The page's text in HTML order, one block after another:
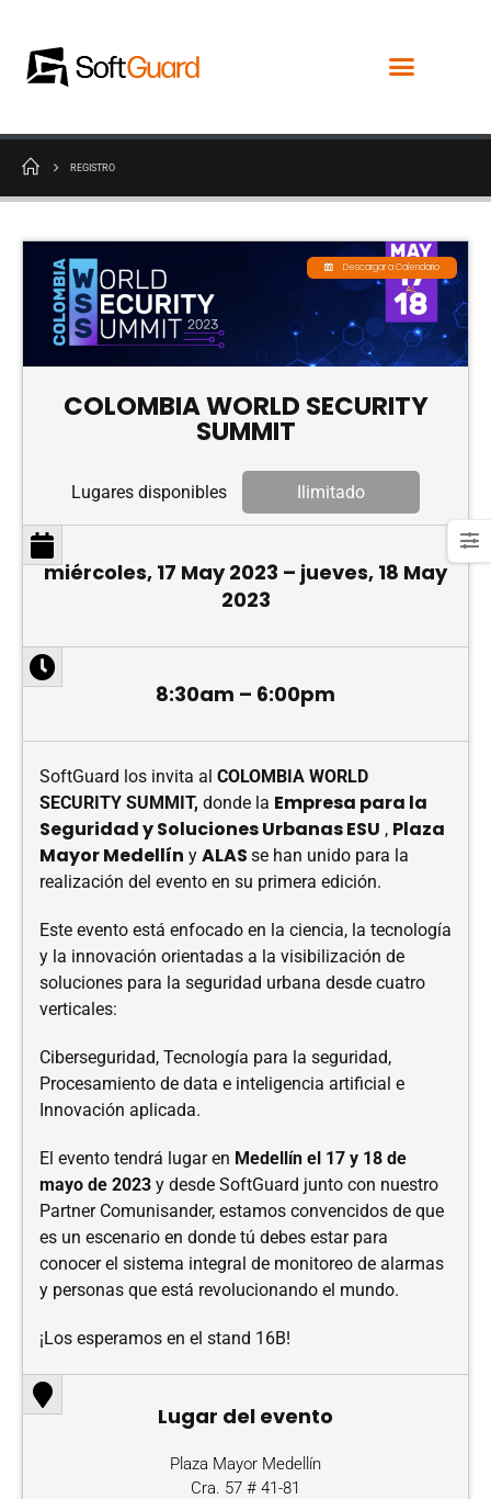
REGISTRO
Descargar a Calendario
COLOMBIA WORLD SECURITY
SUMMIT
Lugares disponibles Ilimitado
miércoles, 17 May 2023 – jueves, 18 May
2023
8:30am – 6:00pm
SoftGuard los invita al COLOMBIA WORLD
SECURITY SUMMIT, donde la Empresa para la
Seguridad y Soluciones Urbanas ESU , Plaza
Mayor Medellín y ALAS se han unido para la
realización del evento en su primera edición.
Este evento está enfocado en la ciencia, la tecnología
y la innovación orientadas a la visibilización de
soluciones para la seguridad urbana desde cuatro
verticales:
Ciberseguridad, Tecnología para la seguridad,
Procesamiento de data e inteligencia artificial e
Innovación aplicada.
El evento tendrá lugar en Medellín el 17 y 18 de
mayo de 2023 y desde SoftGuard junto con nuestro
Partner Comunisander, estamos convencidos de que
es un escenario en donde tú debes estar para
conocer el sistema integral de monitoreo de alarmas
y personas que está revolucionando el mundo.
¡Los esperamos en el stand 16B!
Lugar del evento
Plaza Mayor Medellín
Cra. 57 # 41-81